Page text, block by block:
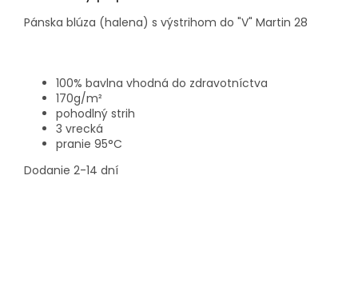
Pánska blúza (halena) s výstrihom do "V" Martin 28
100% bavlna vhodná do zdravotníctva
170g/m²
pohodlný strih
3 vrecká
pranie 95°C
Dodanie 2-14 dní